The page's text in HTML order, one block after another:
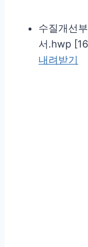
수질개선
서.hwp
내려받기